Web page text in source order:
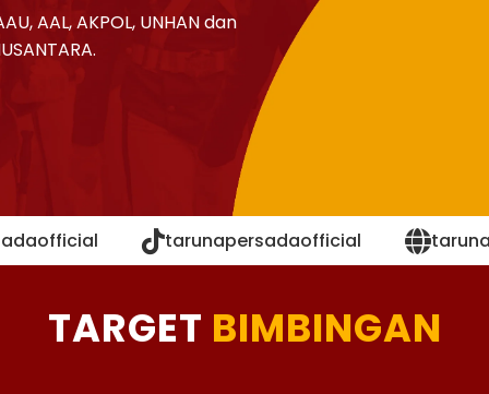
AAL, AKPOL, UNHAN dan
tarunapersadaofficial
TARGET BIMBINGAN